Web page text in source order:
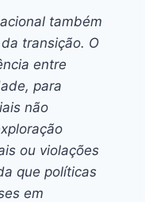
também
transição. O
entre
para
não
ou violações
que políticas
em